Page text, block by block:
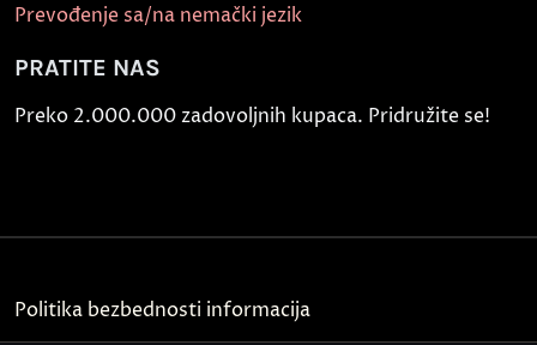
Prevođenje sa/na nemački jezik
PRATITE NAS
Preko 2.000.000 zadovoljnih kupaca. Pridružite se!
Politika bezbednosti informacija